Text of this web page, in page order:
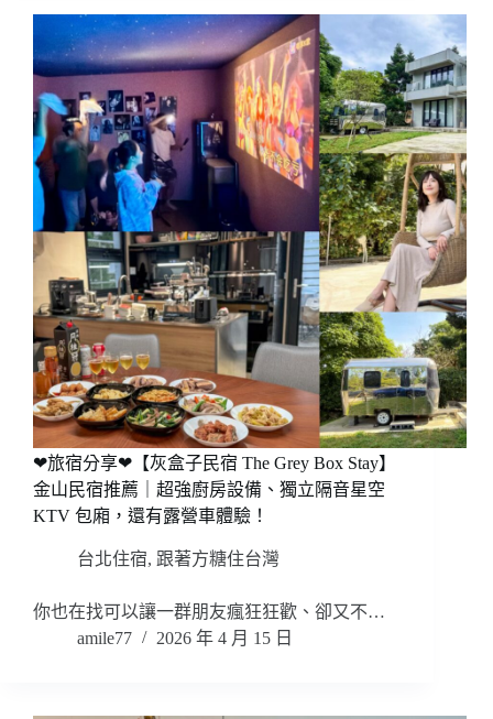
❤旅宿分享❤【灰盒子民宿 The Grey Box Stay】
金山民宿推薦｜超強廚房設備、獨立隔音星空
KTV 包廂，還有露營車體驗！
台北住宿, 跟著方糖住台灣
你也在找可以讓一群朋友瘋狂狂歡、卻又不…
amile77
2026 年 4 月 15 日